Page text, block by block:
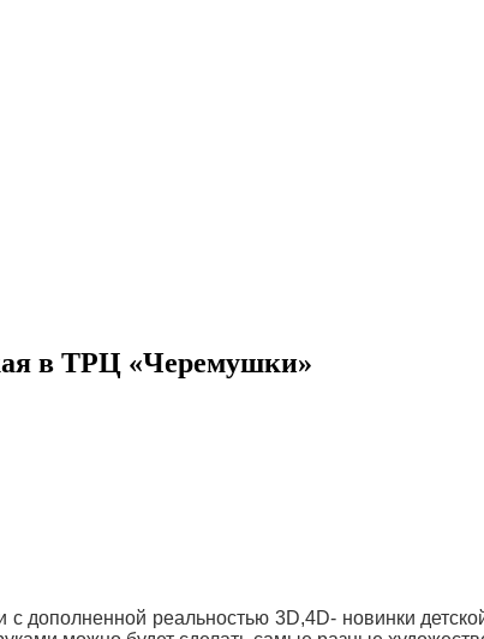
в ТРЦ «Черемушки»
с дополненной реальностью 3D,4D- новинки